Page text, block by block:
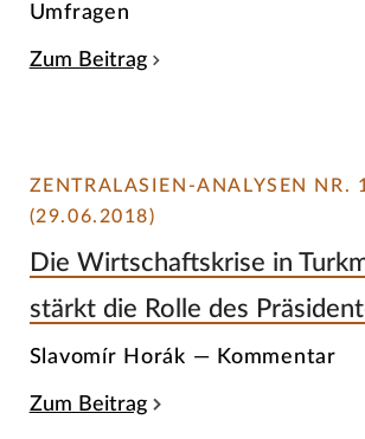
Umfragen
Zum Beitrag
ZENTRALASIEN-ANALYSEN NR.
(29.06.2018)
Die Wirtschaftskrise in
stärkt die Rolle des
Slavomír Horák — Kommentar
Zum Beitrag